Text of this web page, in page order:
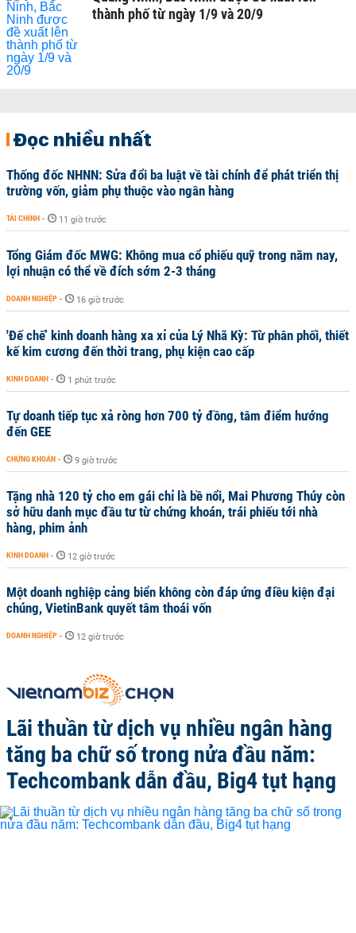
thành phố từ ngày 1/9 và 20/9
Đọc nhiều nhất
Thống đốc NHNN: Sửa đổi ba luật về tài chính để phát triển thị
trường vốn, giảm phụ thuộc vào ngân hàng
TÀI CHÍNH - 11 giờ trước
Tổng Giám đốc MWG: Không mua cổ phiếu quỹ trong năm nay,
lợi nhuận có thể về đích sớm 2-3 tháng
DOANH NGHIỆP - 16 giờ trước
'Đế chế’ kinh doanh hàng xa xỉ của Lý Nhã Kỳ: Từ phân phối, thiết
kế kim cương đến thời trang, phụ kiện cao cấp
KINH DOANH - 1 phút trước
Tự doanh tiếp tục xả ròng hơn 700 tỷ đồng, tâm điểm hướng
đến GEE
CHỨNG KHOÁN - 9 giờ trước
Tặng nhà 120 tỷ cho em gái chỉ là bề nổi, Mai Phương Thúy còn
sở hữu danh mục đầu tư từ chứng khoán, trái phiếu tới nhà
hàng, phim ảnh
KINH DOANH - 12 giờ trước
Một doanh nghiệp cảng biển không còn đáp ứng điều kiện đại
chúng, VietinBank quyết tâm thoái vốn
DOANH NGHIỆP - 12 giờ trước
Lãi thuần từ dịch vụ nhiều ngân hàng
tăng ba chữ số trong nửa đầu năm:
Techcombank dẫn đầu, Big4 tụt hạng